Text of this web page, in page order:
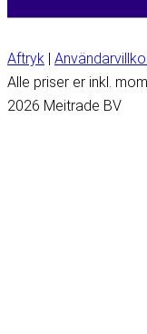
Aftryk |
Alle priser er inkl.
2026 Meitrade BV